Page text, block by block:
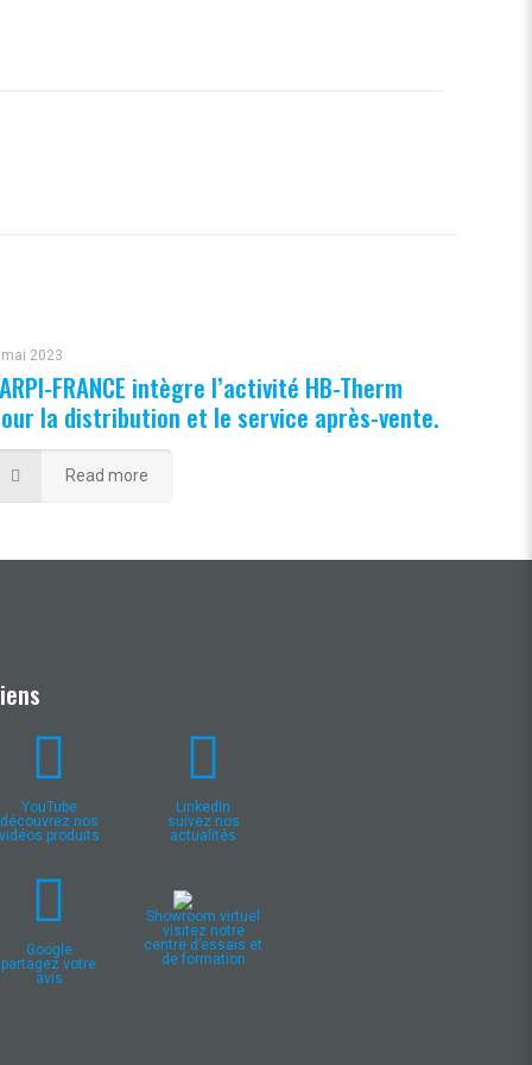
2023
FRANCE intègre l’activité HB-Therm
la distribution et le service après-vente.
Read more
YouTube
découvrez nos
produits
LinkedIn
suivez nos
actualités
Google
partagez votre
avis
Showroom virtuel
visitez notre
centre d’essais et
de formation